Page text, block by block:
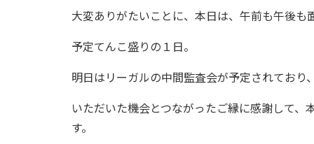
大変ありがたいことに、本日は、午前も午後も
予定てんこ盛りの１日。
明日はリーガルの中間監査会が予定されており
いただいた機会とつながったご縁に感謝して
す。